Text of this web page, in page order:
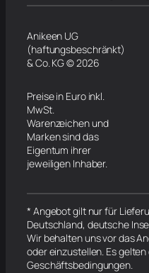
Anikeen UG
(haftungsbeschränkt)
& Co. KG © 2026
Preise in Euro inkl.
MwSt.
Warenzeichen und
Marken sind das
Eigentum ihrer
jeweiligen Inhaber.
* Angebot gilt nur für
Deutschland, deutsche
Wir behalten uns vor das
oder einzustellen. Es
Geschäftsbedingungen.